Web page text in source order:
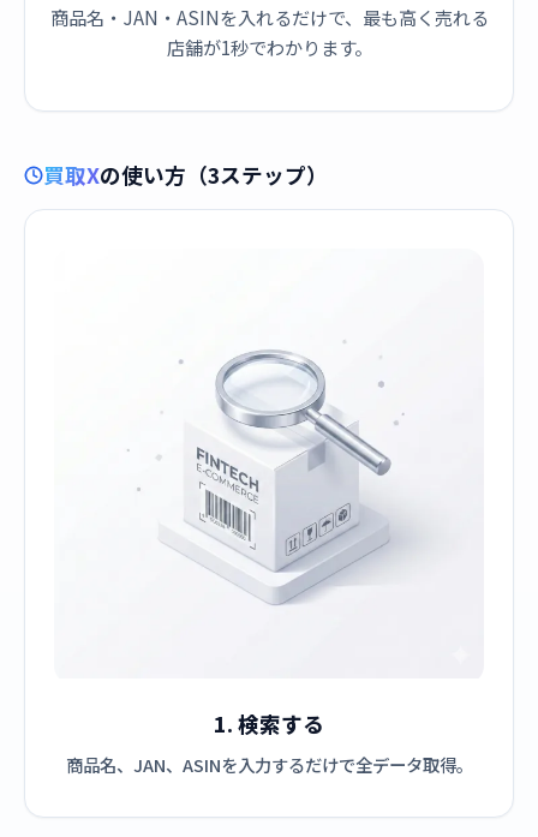
商品名・JAN・ASINを入れるだけで、最も高く売れる
店舗が1秒でわかります。
買取Xの使い方（3ステップ）
1. 検索する
商品名、JAN、ASINを入力するだけで全データ取得。